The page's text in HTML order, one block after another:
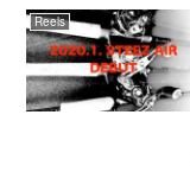
Reels